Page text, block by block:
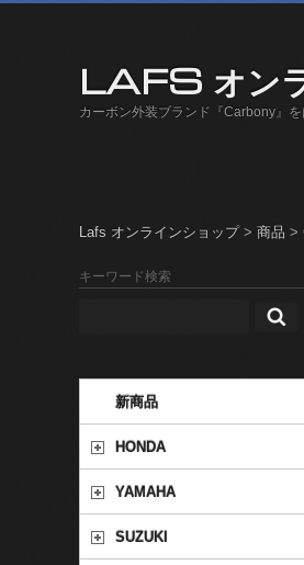
LAFS オン
カーボン外装ブランド『Carbony』
Lafs オンラインショップ> 商品 >
キーワード検索
新商品
HONDA
YAMAHA
SUZUKI